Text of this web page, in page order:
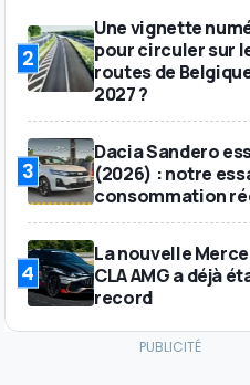
2
Une vignette
pour circuler sur
routes de
2027 ?
3
Dacia Sandero
(2026) : notre
consommation
4
La nouvelle
CLA AMG a déjà
record